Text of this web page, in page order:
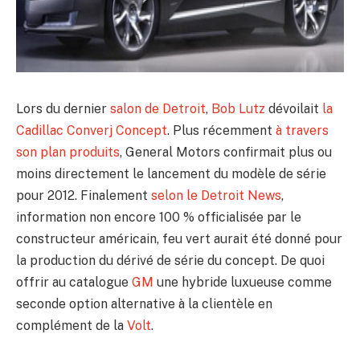
Lors du dernier salon de Detroit, Bob Lutz dévoilait la
Cadillac Converj Concept. Plus récemment à travers
son plan produits, General Motors confirmait plus ou
moins directement le lancement du modèle de série
pour 2012. Finalement selon le Detroit News,
information non encore 100 % officialisée par le
constructeur américain, feu vert aurait été donné pour
la production du dérivé de série du concept. De quoi
offrir au catalogue GM une hybride luxueuse comme
seconde option alternative à la clientèle en
complément de la Volt.